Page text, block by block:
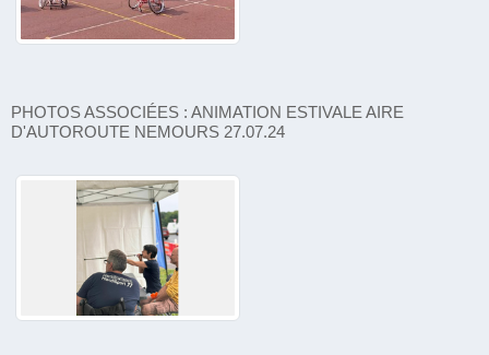
PHOTOS ASSOCIÉES : ANIMATION ESTIVALE AIRE
D'AUTOROUTE NEMOURS 27.07.24